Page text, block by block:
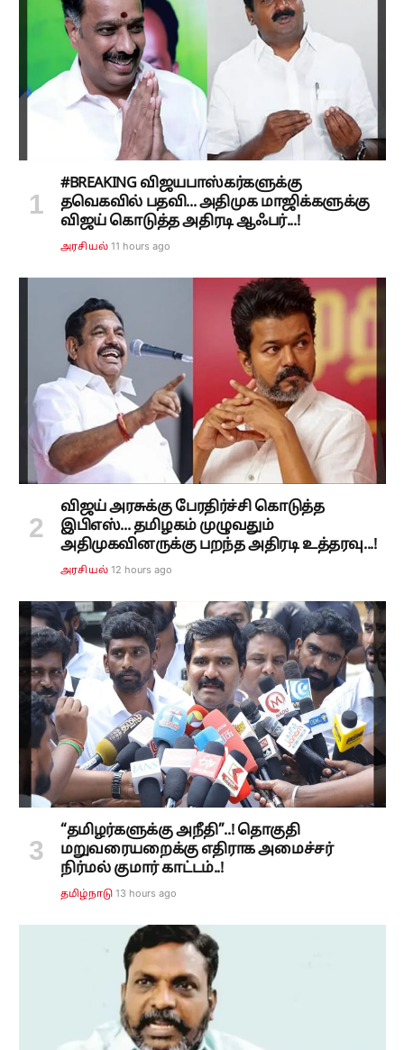
#BREAKING விஜயபாஸ்கர்களுக்கு
தவெகவில் பதவி... அதிமுக மாஜிக்களுக்கு
விஜய் கொடுத்த அதிரடி ஆஃபர்...!
அரசியல் 11 hours ago
விஜய் அரசுக்கு பேரதிர்ச்சி கொடுத்த
இபிஎஸ்... தமிழகம் முழுவதும்
அதிமுகவினருக்கு பறந்த அதிரடி உத்தரவு...!
அரசியல் 12 hours ago
“தமிழர்களுக்கு அநீதி”..! தொகுதி
மறுவரையறைக்கு எதிராக அமைச்சர்
நிர்மல் குமார் காட்டம்..!
தமிழ்நாடு 13 hours ago